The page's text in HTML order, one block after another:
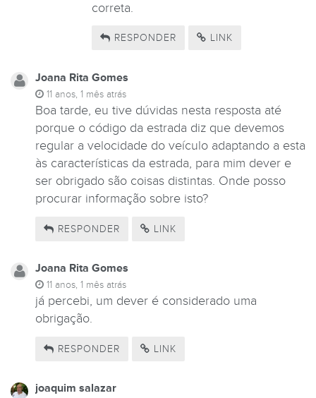
correta.
RESPONDER LINK
Joana Rita Gomes
11 anos, 1 mês atrás
Boa tarde, eu tive dúvidas nesta resposta até
porque o código da estrada diz que devemos
regular a velocidade do veículo adaptando a esta
às características da estrada, para mim dever e
ser obrigado são coisas distintas. Onde posso
procurar informação sobre isto?
RESPONDER LINK
Joana Rita Gomes
11 anos, 1 mês atrás
já percebi, um dever é considerado uma
obrigação.
RESPONDER LINK
joaquim salazar